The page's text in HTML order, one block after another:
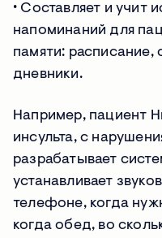
∙ Составляет и учит
напоминаний для
памяти: расписание,
дневники.
Например, пациент
инсульта, с
разрабатывает
устанавливает
телефоне, когда
когда обед, во